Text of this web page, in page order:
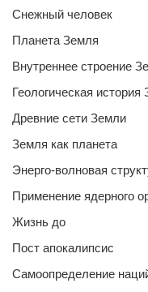
Снежный человек
Планета Земля
Внутреннее строение
Геологическая история
Древние сети Земли
Земля как планета
Энерго-волновая
Применение ядерного
Жизнь до
Пост апокалипсис
Самоопределение